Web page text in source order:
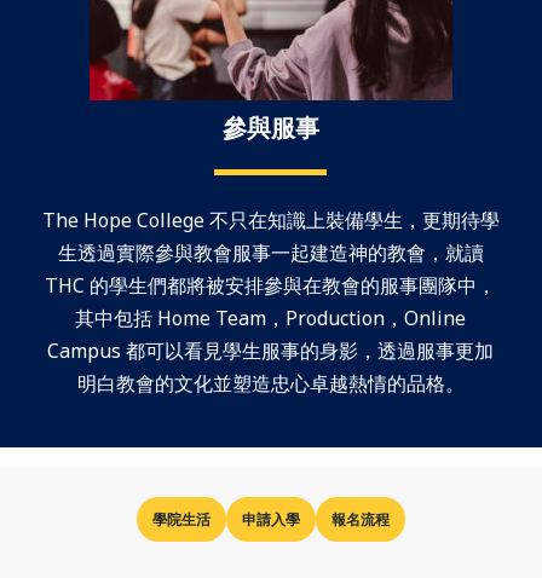
參與服事
The Hope College 不只在知識上裝備學生，更期待學
生透過實際參與教會服事一起建造神的教會，就讀
THC 的學生們都將被安排參與在教會的服事團隊中，
其中包括 Home Team，Production，Online
Campus 都可以看見學生服事的身影，透過服事更加
明白教會的文化並塑造忠心卓越熱情的品格。
學院生活 申請入學 報名流程